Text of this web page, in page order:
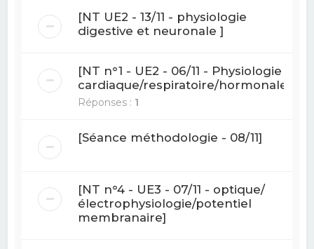
[NT UE2 - 13/11 - physiologie
digestive et neuronale ]
[NT n°1 - UE2 - 06/11 - Physiologie
cardiaque/respiratoire/hormonale]
Réponses : 1
[Séance méthodologie - 08/11]
[NT n°4 - UE3 - 07/11 - optique/
électrophysiologie/potentiel
membranaire]